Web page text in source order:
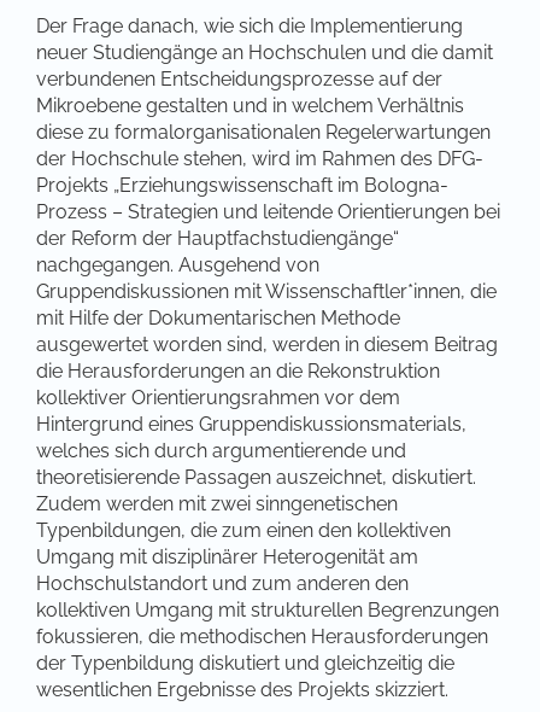
Der Frage danach, wie sich die Implementierung
neuer Studiengänge an Hochschulen und die damit
verbundenen Entscheidungsprozesse auf der
Mikroebene gestalten und in welchem Verhältnis
diese zu formalorganisationalen Regelerwartungen
der Hochschule stehen, wird im Rahmen des DFG-
Projekts „Erziehungswissenschaft im Bologna-
Prozess – Strategien und leitende Orientierungen bei
der Reform der Hauptfachstudiengänge“
nachgegangen. Ausgehend von
Gruppendiskussionen mit Wissenschaftler*innen, die
mit Hilfe der Dokumentarischen Methode
ausgewertet worden sind, werden in diesem Beitrag
die Herausforderungen an die Rekonstruktion
kollektiver Orientierungsrahmen vor dem
Hintergrund eines Gruppendiskussionsmaterials,
welches sich durch argumentierende und
theoretisierende Passagen auszeichnet, diskutiert.
Zudem werden mit zwei sinngenetischen
Typenbildungen, die zum einen den kollektiven
Umgang mit disziplinärer Heterogenität am
Hochschulstandort und zum anderen den
kollektiven Umgang mit strukturellen Begrenzungen
fokussieren, die methodischen Herausforderungen
der Typenbildung diskutiert und gleichzeitig die
wesentlichen Ergebnisse des Projekts skizziert.